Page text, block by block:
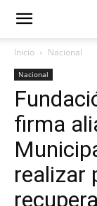
Inicio Nacional
Nacional
firma
realizar